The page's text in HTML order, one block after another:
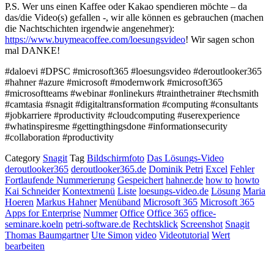
P.S. Wer uns einen Kaffee oder Kakao spendieren möchte – da
das/die Video(s) gefallen -, wir alle können es gebrauchen (machen
die Nachtschichten irgendwie angenehmer):
https://www.buymeacoffee.com/loesungsvideo! Wir sagen schon
mal DANKE!
#daloevi #DPSC #microsoft365 #loesungsvideo #deroutlooker365
#hahner #azure #microsoft #modernwork #microsoft365
#microsoftteams #webinar #onlinekurs #trainthetrainer #techsmith
#camtasia #snagit #digitaltransformation #computing #consultants
#jobkarriere #productivity #cloudcomputing #userexperience
#whatinspiresme #gettingthingsdone #informationsecurity
#collaboration #productivity
Category Snagit Tag Bildschirmfoto Das Lösungs-Video
deroutlooker365 deroutlooker365.de Dominik Petri Excel Fehler
Fortlaufende Nummerierung Gespeichert hahner.de how to howto
Kai Schneider Kontextmenü Liste loesungs-video.de Lösung Maria
Hoeren Markus Hahner Menüband Microsoft 365 Microsoft 365
Apps for Enterprise Nummer Office Office 365 office-
seminare.koeln petri-software.de Rechtsklick Screenshot Snagit
Thomas Baumgartner Ute Simon video Videotutorial Wert
bearbeiten